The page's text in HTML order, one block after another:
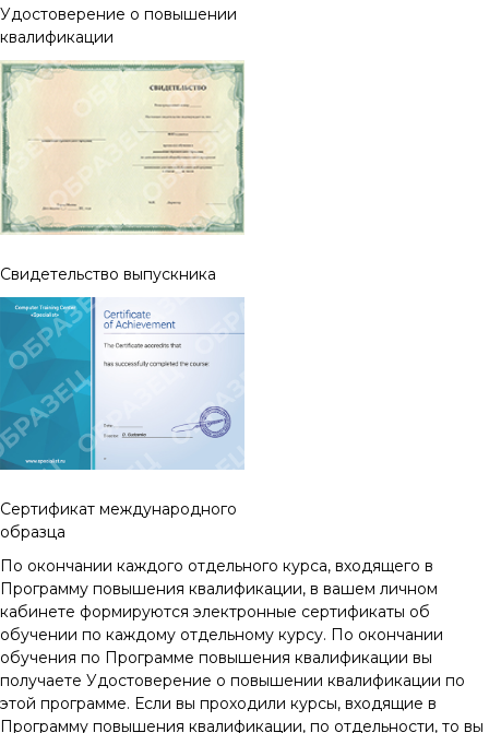
Удостоверение о повышении
квалификации
Свидетельство выпускника
Cертификат международного
образца
По окончании каждого отдельного курса, входящего в
Программу повышения квалификации, в вашем личном
кабинете формируются электронные сертификаты об
обучении по каждому отдельному курсу. По окончании
обучения по Программе повышения квалификации вы
получаете Удостоверение о повышении квалификации по
этой программе. Если вы проходили курсы, входящие в
Программу повышения квалификации, по отдельности, то вы